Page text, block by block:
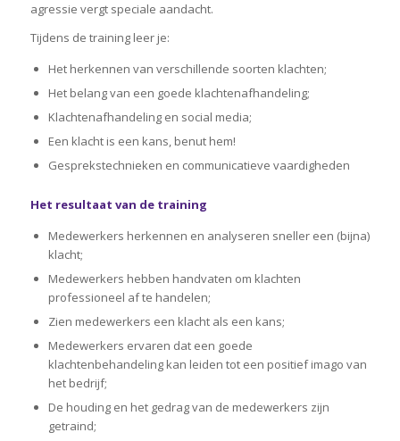
agressie vergt speciale aandacht.
Tijdens de training leer je:
Het herkennen van verschillende soorten klachten;
Het belang van een goede klachtenafhandeling;
Klachtenafhandeling en social media;
Een klacht is een kans, benut hem!
Gesprekstechnieken en communicatieve vaardigheden
Het resultaat van de training
Medewerkers herkennen en analyseren sneller een (bijna)
klacht;
Medewerkers hebben handvaten om klachten
professioneel af te handelen;
Zien medewerkers een klacht als een kans;
Medewerkers ervaren dat een goede
klachtenbehandeling kan leiden tot een positief imago van
het bedrijf;
De houding en het gedrag van de medewerkers zijn
getraind;